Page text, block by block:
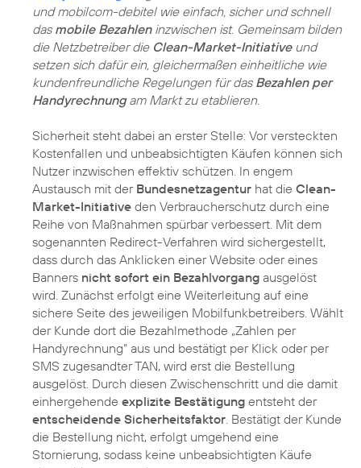
und mobilcom-debitel wie einfach, sicher und schnell
das mobile Bezahleninzwischen ist. Gemeinsam bilden
die Netzbetreiber die Clean-Market-Initiativeund
setzen sich dafür ein, gleichermaßen einheitliche wie
kundenfreundliche Regelungen für das Bezahlen per
Handyrechnungam Markt zu etablieren.
Sicherheit steht dabei an erster Stelle: Vor versteckten
Kostenfallen und unbeabsichtigten Käufen können sich
Nutzer inzwischen effektiv schützen. In engem
Austausch mit der Bundesnetzagentur hat die Clean-
Market-Initiative den Verbraucherschutz durch eine
Reihe von Maßnahmen spürbar verbessert. Mit dem
sogenannten Redirect-Verfahren wird sichergestellt,
dass durch das Anklicken einer Website oder eines
Banners nicht sofort ein Bezahlvorgang ausgelöst
wird. Zunächst erfolgt eine Weiterleitung auf eine
sichere Seite des jeweiligen Mobilfunkbetreibers. Wählt
der Kunde dort die Bezahlmethode „Zahlen per
Handyrechnung“ aus und bestätigt per Klick oder per
SMS zugesandter TAN, wird erst die Bestellung
ausgelöst. Durch diesen Zwischenschritt und die damit
einhergehende explizite Bestätigung entsteht der
entscheidende Sicherheitsfaktor. Bestätigt der Kunde
die Bestellung nicht, erfolgt umgehend eine
Stornierung, sodass keine unbeabsichtigten Käufe